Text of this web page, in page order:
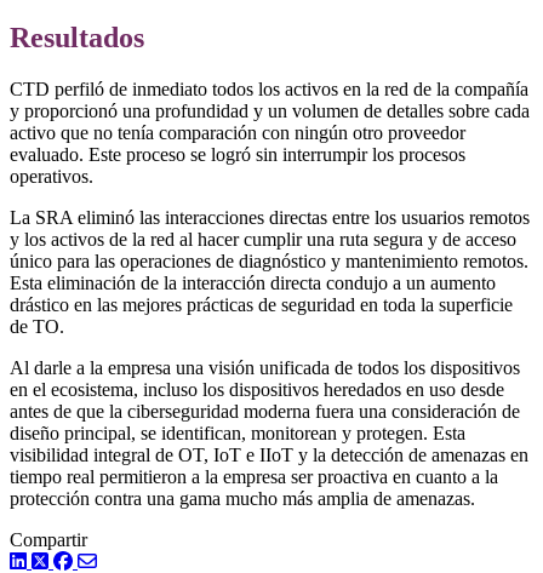
Resultados
CTD perfiló de inmediato todos los activos en la red de la compañía
y proporcionó una profundidad y un volumen de detalles sobre cada
activo que no tenía comparación con ningún otro proveedor
evaluado. Este proceso se logró sin interrumpir los procesos
operativos.
La SRA eliminó las interacciones directas entre los usuarios remotos
y los activos de la red al hacer cumplir una ruta segura y de acceso
único para las operaciones de diagnóstico y mantenimiento remotos.
Esta eliminación de la interacción directa condujo a un aumento
drástico en las mejores prácticas de seguridad en toda la superficie
de TO.
Al darle a la empresa una visión unificada de todos los dispositivos
en el ecosistema, incluso los dispositivos heredados en uso desde
antes de que la ciberseguridad moderna fuera una consideración de
diseño principal, se identifican, monitorean y protegen. Esta
visibilidad integral de OT, IoT e IIoT y la detección de amenazas en
tiempo real permitieron a la empresa ser proactiva en cuanto a la
protección contra una gama mucho más amplia de amenazas.
Compartir
LinkedIn
TwitterFacebook